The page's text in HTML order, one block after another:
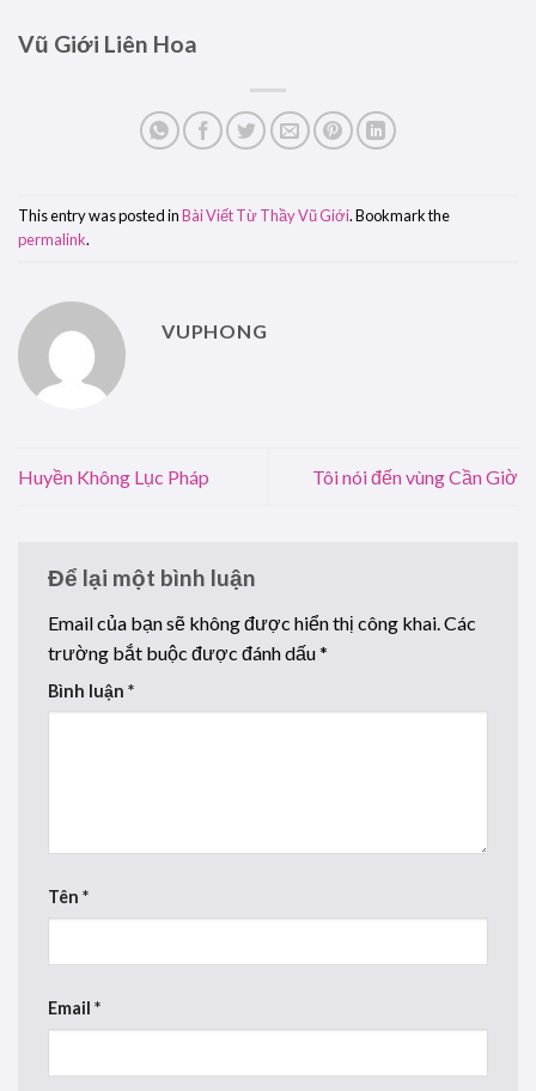
Vũ Giới Liên Hoa
This entry was posted inBài Viết Từ Thầy Vũ Giới. Bookmark the
permalink.
VUPHONG
Huyền Không Lục Pháp Tôi nói đến vùng Cần Giờ
Để lại một bình luận
Email của bạn sẽ không được hiển thị công khai. Các
trường bắt buộc được đánh dấu*
Bình luận *
Tên *
Email *